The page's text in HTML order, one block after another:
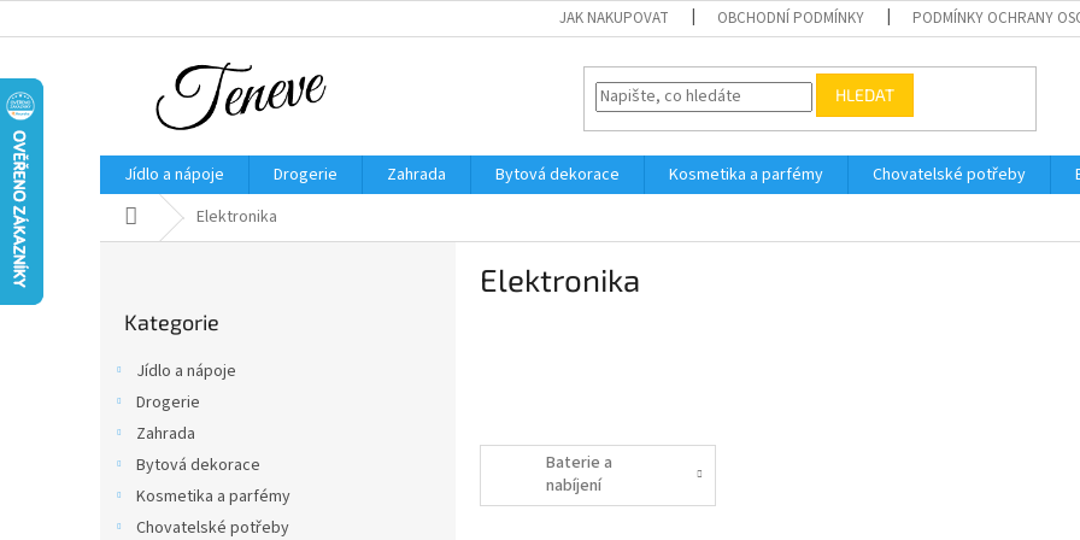
na
JAK NAKUPOVAT OBCHODNÍ PODMÍNKY PODMÍNKY OCHRANY
HLEDAT
Jídlo a nápoje Drogerie Zahrada Bytová dekorace Kosmetika a parfémy Chovatelské potřeby
Domů Elektronika
kategorie
Kategorie
Jídlo a nápoje
Drogerie
Zahrada
Bytová dekorace
Kosmetika a parfémy
Chovatelské potřeby
Elektronika
Baterie a
nabíjení